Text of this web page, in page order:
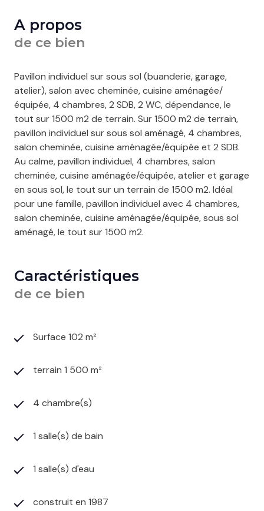
A propos
de ce bien
Pavillon individuel sur sous sol (buanderie, garage,
atelier), salon avec cheminée, cuisine aménagée/
équipée, 4 chambres, 2 SDB, 2 WC, dépendance, le
tout sur 1500 m2 de terrain. Sur 1500 m2 de terrain,
pavillon individuel sur sous sol aménagé, 4 chambres,
salon cheminée, cuisine aménagée/équipée et 2 SDB.
Au calme, pavillon individuel, 4 chambres, salon
cheminée, cuisine aménagée/équipée, atelier et garage
en sous sol, le tout sur un terrain de 1500 m2. Idéal
pour une famille, pavillon individuel avec 4 chambres,
salon cheminée, cuisine aménagée/équipée, sous sol
aménagé, le tout sur 1500 m2.
Caractéristiques
de ce bien
Surface 102 m²
terrain 1 500 m²
4 chambre(s)
1 salle(s) de bain
1 salle(s) d'eau
construit en 1987